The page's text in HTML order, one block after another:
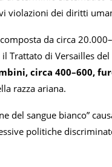
violazioni dei diritti
da circa
Trattato di Versailles
circa 400–600,
razza ariana.
sangue bianco”
politiche